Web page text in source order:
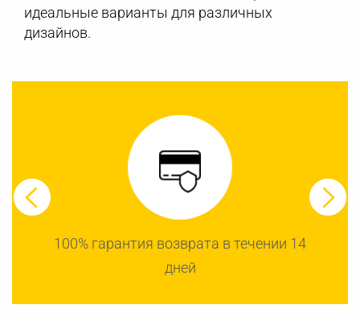
идеальные варианты для различных
дизайнов.
100% гарантия возврата в течении 14
дней